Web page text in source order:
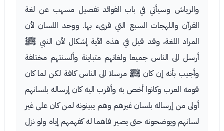
والرياش وسيأتي في باب الفوائد تفصيل مسهب عن لغة
القرآن واللهجات السبع التي قرىء بها. ووحد اللسان لأن
المراد اللغة، وقد قيل في هذه الآية إشكال لأن النبي ﷺ
أرسل الى الناس جميعا ولغاتهم متباينة وألسنتهم مختلفة
وأجيب بأنه إن كان ﷺ مرسلا الى الناس كافة لكن لما كان
قومه العرب وكانوا أخص به وأقرب اليه كان إرساله بلسانهم
أولى من إرساله بلسان غيرهم وهم يبينونه لمن كان على غير
لسانهم ويوضحونه حتى يصير فاهما له كفهمهم إياه ولو نزل